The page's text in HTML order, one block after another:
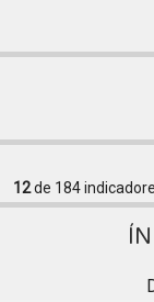
12de 184